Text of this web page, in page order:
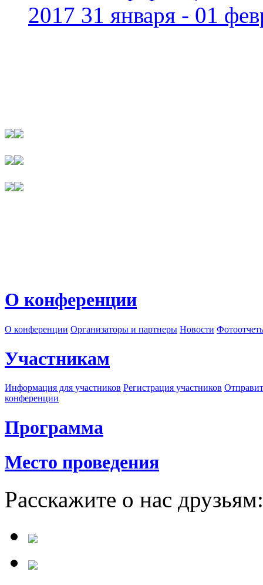
2017 31 января - 01
О конференции
О конференции Организаторы и партнеры Новости
Участникам
Информация для участников Регистрация участников
конференции
Программа
Место проведения
Расскажите о нас друзьям: